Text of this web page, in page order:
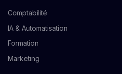
Comptabilité
IA & Automatisation
Formation
Marketing